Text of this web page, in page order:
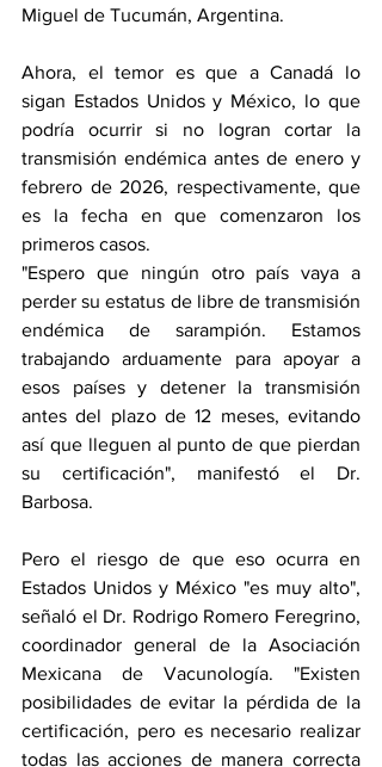
Miguel de Tucumán, Argentina.
Ahora, el temor es que a Canadá lo
sigan Estados Unidos y México, lo que
podría ocurrir si no logran cortar la
transmisión endémica antes de enero y
febrero de 2026, respectivamente, que
es la fecha en que comenzaron los
primeros casos.
"Espero que ningún otro país vaya a
perder su estatus de libre de transmisión
endémica de sarampión. Estamos
trabajando arduamente para apoyar a
esos países y detener la transmisión
antes del plazo de 12 meses, evitando
así que lleguen al punto de que pierdan
su certificación", manifestó el Dr.
Barbosa.
Pero el riesgo de que eso ocurra en
Estados Unidos y México "es muy alto",
señaló el Dr. Rodrigo Romero Feregrino,
coordinador general de la Asociación
Mexicana de Vacunología. "Existen
posibilidades de evitar la pérdida de la
certificación, pero es necesario realizar
todas las acciones de manera correcta